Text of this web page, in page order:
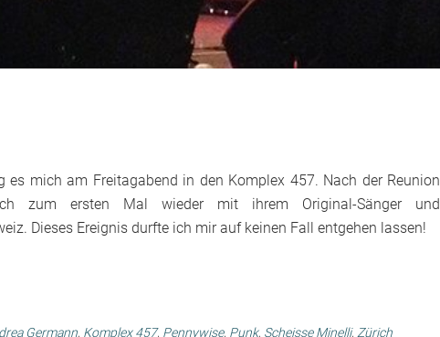
mich am Freitagabend in den Komplex 457. Nach der Reunion
zum ersten Mal wieder mit ihrem Original-Sänger und
Dieses Ereignis durfte ich mir auf keinen Fall entgehen lassen!
Germann, Komplex 457, Pennywise, Punk, Scheisse Minelli, Zürich